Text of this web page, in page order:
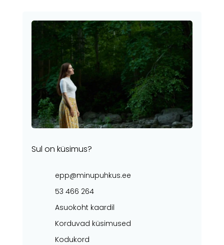
Sul on küsimus?
epp@minupuhkus.ee
53 466 264
Asuokoht kaardil
Korduvad küsimused
Kodukord